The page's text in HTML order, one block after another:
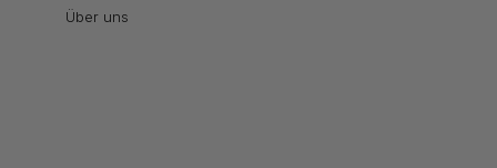
Über uns